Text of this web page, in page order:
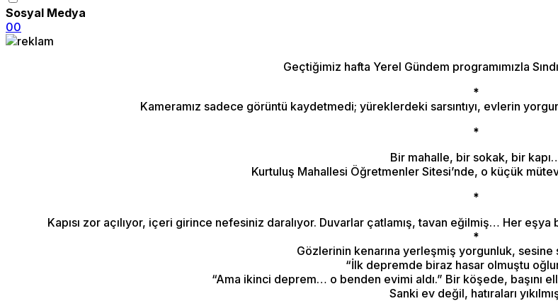
Sosyal Medya
00
Geçtiğimiz hafta Yerel Gündem programımızla
*
Kameramız sadece görüntü kaydetmedi; yüreklerdeki sarsıntıyı, evlerin
*
Bir mahalle, bir sokak, bir
Kurtuluş Mahallesi Öğretmenler Sitesi’nde, o küçük
*
Kapısı zor açılıyor, içeri girince nefesiniz daralıyor. Duvarlar çatlamış, tavan eğilmiş… Her
*
Gözlerinin kenarına yerleşmiş yorgunluk,
“İlk depremde biraz hasar olmuştu
“Ama ikinci deprem… o benden evimi aldı.” Bir köşede, başını
Sanki ev değil, hatıraları